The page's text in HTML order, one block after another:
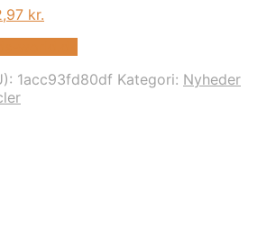
kr..
kr.
2.092,97 kr..
1acc93fd80df Kategori: Nyheder